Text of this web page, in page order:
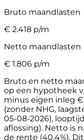
Bruto maandlasten
€ 2.418 p/m
Netto maandlasten
€ 1.806 p/m
Bruto en netto
op een hypotheek
minus eigen inleg €
(zonder NHG,
05-08-2026),
aflossing). Netto is
de rente (40,4%).